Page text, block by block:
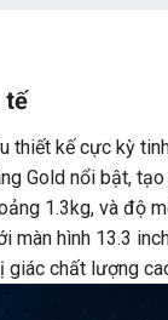
tế
thiết kế cực kỳ
Gold nổi bật,
1.3kg, và độ
màn hình 13.3
giác chất lượng